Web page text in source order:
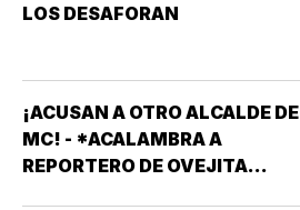
LOS DESAFORAN
¡ACUSAN A OTRO ALCALDE DE
MC! - *ACALAMBRA A
REPORTERO DE OVEJITA